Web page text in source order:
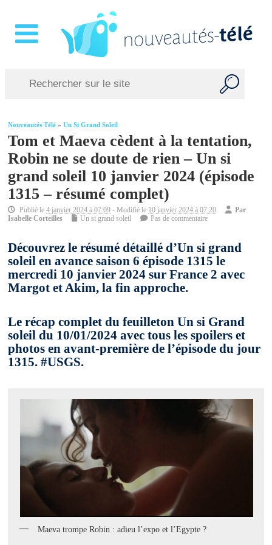
Nouveautés Télé »Un Si Grand Soleil
Tom et Maeva cèdent à la tentation,
Robin ne se doute de rien – Un si
grand soleil 10 janvier 2024 (épisode
1315 – résumé complet)
Publié le4 janvier 2024 à 07:09 - Modifié le 10 janvier 2024 à 07:20
Par
Isabelle Corteilles
Un si grand soleil Pas de commentaire
Découvrez le résumé détaillé d’Un si grand
soleil en avance saison 6 épisode 1315 le
mercredi 10 janvier 2024 sur France 2 avec
Margot et Akim, la fin approche.
Le récap complet du feuilleton Un si Grand
soleil du 10/01/2024 avec tous les spoilers et
photos en avant-première de l’épisode du jour
1315. #USGS.
Maeva trompe Robin : adieu l’expo et l’Egypte ?